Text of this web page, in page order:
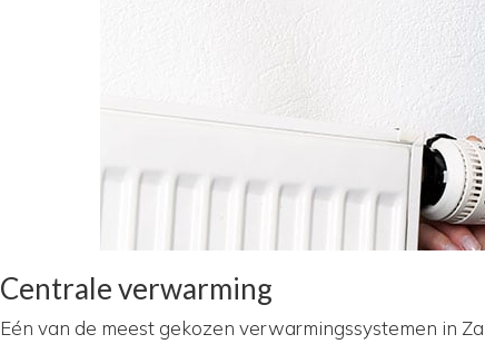
Centrale verwarming
Eén van de meest gekozen verwarmingssystemen in